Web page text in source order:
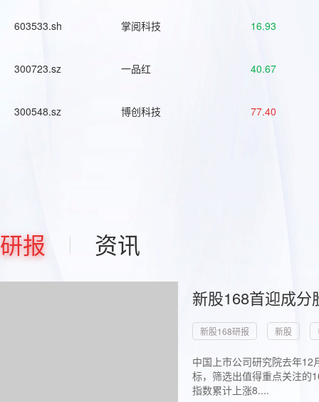
603533.sh 掌阅科技 16.93
300723.sz 一品红 40.67
300548.sz 博创科技 77.40
研报 资讯
新股168首迎成
新股168研报 新股
中国上市公司研究院去年
标，筛选出值得重点关注的
指数累计上涨8....